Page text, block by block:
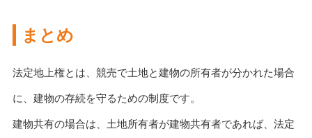
まとめ
法定地上権とは、競売で土地と建物の所有者が分かれた場合
に、建物の存続を守るための制度です。
建物共有の場合は、土地所有者が建物共有者であれば、法定